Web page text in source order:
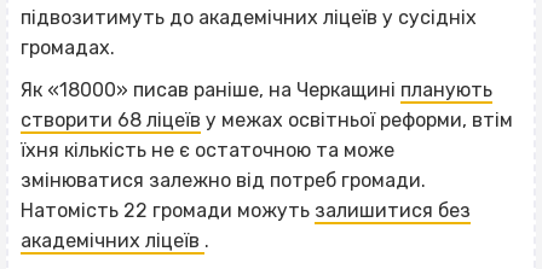
підвозитимуть до академічних ліцеїв у сусідніх
громадах.
Як «18000» писав раніше, на Черкащині планують
створити 68 ліцеїв у межах освітньої реформи, втім
їхня кількість не є остаточною та може
змінюватися залежно від потреб громади.
Натомість 22 громади можуть залишитися без
академічних ліцеїв .